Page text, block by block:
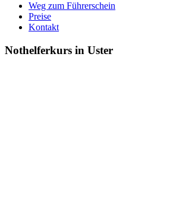
Weg zum Führerschein
Preise
Kontakt
Nothelferkurs in Uster